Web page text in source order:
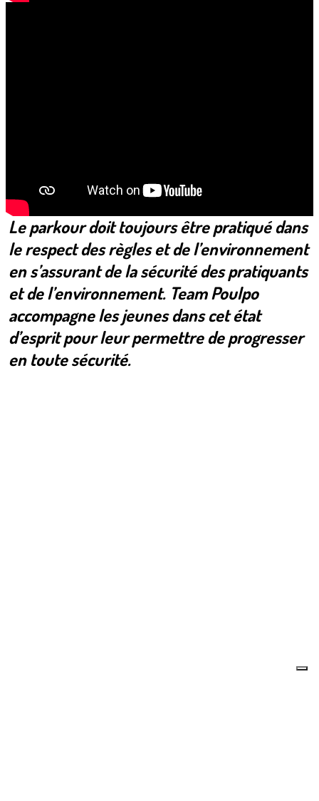
Le parkour doit toujours être pratiqué dans
le respect des règles et de l’environnement
en s’assurant de la sécurité des pratiquants
et de l’environnement. Team Poulpo
accompagne les jeunes dans cet état
d’esprit pour leur permettre de progresser
en toute sécurité.